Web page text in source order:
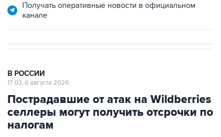
Получать оперативные новости в официальном
канале
В РОССИИ
17:03, 6 августа 2026
Пострадавшие от атак на Wildberries
селлеры могут получить отсрочки по
налогам